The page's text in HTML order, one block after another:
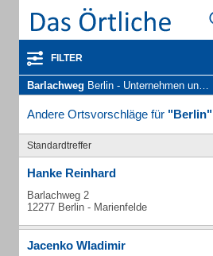
FILTER
Barlachweg Berlin - Unternehmen und Personen
Andere Ortsvorschläge für "Berlin"
Standardtreffer
Hanke Reinhard
Barlachweg 2
12277 Berlin - Marienfelde
Jacenko Wladimir